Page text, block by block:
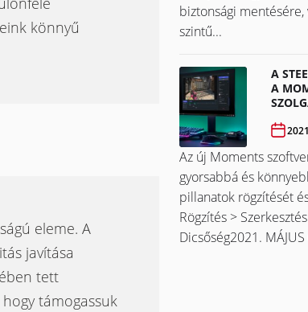
könnyű
eleme. A
javítása
tett
támogassuk
biztonsági
szintű...
A
A
Az új Moments
gyorsabbá és
pillanatok rögzítését
Rögzítés >
Dicsőség2021. MÁJUS